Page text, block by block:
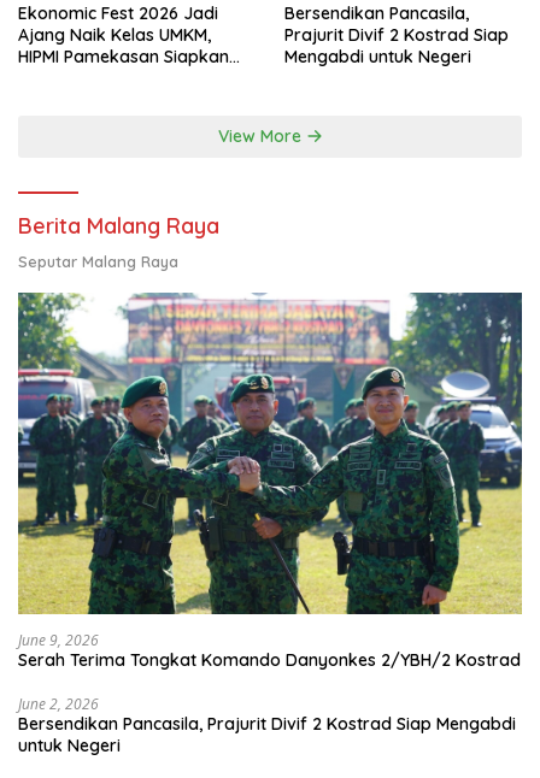
Ekonomic Fest 2026 Jadi
Ajang Naik Kelas UMKM,
HIPMI Pamekasan Siapkan
Bersendikan Pancasila,
Prajurit Divif 2 Kostrad Siap
Mengabdi untuk Negeri
View More
Berita Malang Raya
Seputar Malang Raya
June 9, 2026
Serah Terima Tongkat Komando Danyonkes 2/YBH/2 Kostrad
June 2, 2026
Bersendikan Pancasila, Prajurit Divif 2 Kostrad Siap Mengabdi
untuk Negeri